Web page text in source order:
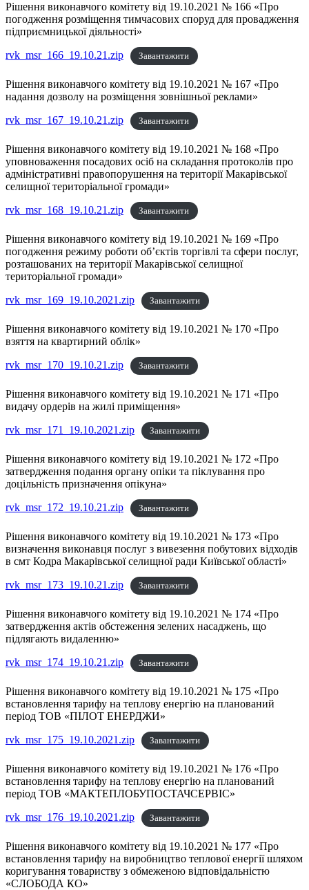
Рішення виконавчого комітету від 19.10.2021 № 166 «Про
погодження розміщення тимчасових споруд для провадження
підприємницької діяльності»
rvk_msr_166_19.10.21.zip
Завантажити
Рішення виконавчого комітету від 19.10.2021 № 167 «Про
надання дозволу на розміщення зовнішньої реклами»
rvk_msr_167_19.10.21.zip
Завантажити
Рішення виконавчого комітету від 19.10.2021 № 168 «Про
уповноваження посадових осіб на складання протоколів про
адміністративні правопорушення на території Макарівської
селищної територіальної громади»
rvk_msr_168_19.10.21.zip
Завантажити
Рішення виконавчого комітету від 19.10.2021 № 169 «Про
погодження режиму роботи об’єктів торгівлі та сфери послуг,
розташованих на території Макарівської селищної
територіальної громади»
rvk_msr_169_19.10.2021.zip
Завантажити
Рішення виконавчого комітету від 19.10.2021 № 170 «Про
взяття на квартирний облік»
rvk_msr_170_19.10.21.zip
Завантажити
Рішення виконавчого комітету від 19.10.2021 № 171 «Про
видачу ордерів на жилі приміщення»
rvk_msr_171_19.10.2021.zip
Завантажити
Рішення виконавчого комітету від 19.10.2021 № 172 «Про
затвердження подання органу опіки та піклування про
доцільність призначення опікуна»
rvk_msr_172_19.10.21.zip
Завантажити
Рішення виконавчого комітету від 19.10.2021 № 173 «Про
визначення виконавця послуг з вивезення побутових відходів
в смт Кодра Макарівської селищної ради Київської області»
rvk_msr_173_19.10.21.zip
Завантажити
Рішення виконавчого комітету від 19.10.2021 № 174 «Про
затвердження актів обстеження зелених насаджень, що
підлягають видаленню»
rvk_msr_174_19.10.21.zip
Завантажити
Рішення виконавчого комітету від 19.10.2021 № 175 «Про
встановлення тарифу на теплову енергію на планований
період ТОВ «ПІЛОТ ЕНЕРДЖИ»
rvk_msr_175_19.10.2021.zip
Завантажити
Рішення виконавчого комітету від 19.10.2021 № 176 «Про
встановлення тарифу на теплову енергію на планований
період ТОВ «МАКТЕПЛОБУПОСТАЧСЕРВІС»
rvk_msr_176_19.10.2021.zip
Завантажити
Рішення виконавчого комітету від 19.10.2021 № 177 «Про
встановлення тарифу на виробництво теплової енергії шляхом
коригування товариству з обмеженою відповідальністю
«СЛОБОДА КО»